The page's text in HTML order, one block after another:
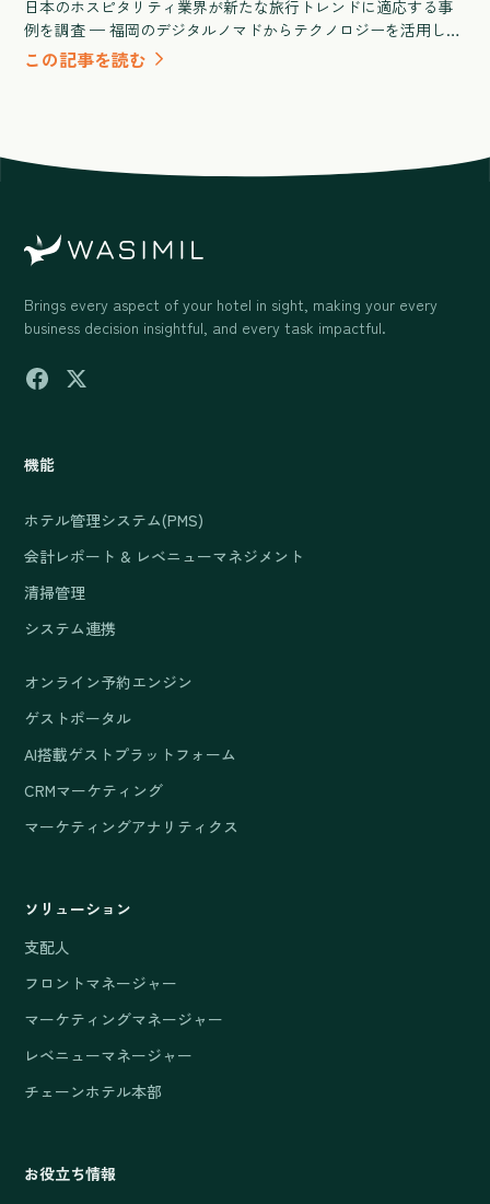
日本のホスピタリティ業界が新たな旅行トレンドに適応する事
例を調査 — 福岡のデジタルノマドからテクノロジーを活用した
旅館体験まで。
この記事を読む
Brings every aspect of your hotel in sight, making your every
business decision insightful, and every task impactful.
機能
ホテル管理システム(PMS)
会計レポート & レベニューマネジメント
清掃管理
システム連携
オンライン予約エンジン
ゲストポータル
AI搭載ゲストプラットフォーム
CRMマーケティング
マーケティングアナリティクス
ソリューション
支配人
フロントマネージャー
マーケティングマネージャー
レベニューマネージャー
チェーンホテル本部
お役立ち情報